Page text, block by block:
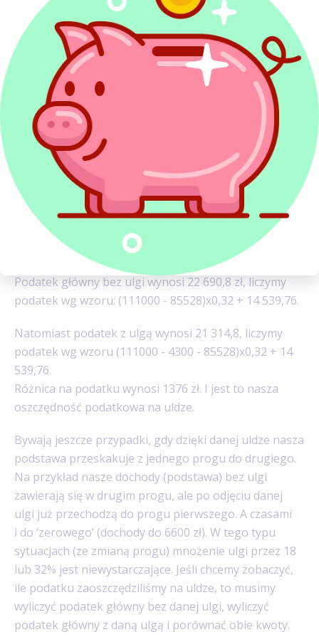
Pani Joanna osiągnęła dochody w wysokości 111 000 zł
oraz odlicza ulgę na rehabilitację w wysokości 4300 zł.
Ile pani Joanna zaoszczędzi na podatku dzięki uldze
rehabilitacyjnej?
Pani Joanna zaoszczędzi na uldze 1376 zł (4300 * 0,32).
Dochody pani Joanny (podstawa opodatkowania)
zawierają się w drugim progu (powyżej 85528 zł), czyli
wystarczy kwotę ulgi pomnożyć przez 32% - ponieważ
w progu powyżej 85 528 zł zawierają się dochody bez
odliczanej ulgi (111000 zł) oraz dochody z odliczaną
ulgą (111 000 - 4300).
Podatek główny bez ulgi wynosi 22 690,8 zł, liczymy
podatek wg wzoru: (111000 - 85528)x0,32 + 14 539,76.
Natomiast podatek z ulgą wynosi 21 314,8, liczymy
podatek wg wzoru (111000 - 4300 - 85528)x0,32 + 14
539,76.
Różnica na podatku wynosi 1376 zł. I jest to nasza
oszczędność podatkowa na uldze.
Bywają jeszcze przypadki, gdy dzięki danej uldze nasza
podstawa przeskakuje z jednego progu do drugiego.
Na przykład nasze dochody (podstawa) bez ulgi
zawierają się w drugim progu, ale po odjęciu danej
ulgi już przechodzą do progu pierwszego. A czasami
i do ‘zerowego’ (dochody do 6600 zł). W tego typu
sytuacjach (ze zmianą progu) mnożenie ulgi przez 18
lub 32% jest niewystarczające. Jeśli chcemy zobaczyć,
ile podatku zaoszczędziliśmy na uldze, to musimy
wyliczyć podatek główny bez danej ulgi, wyliczyć
podatek główny z daną ulgą i porównać obie kwoty.